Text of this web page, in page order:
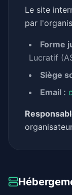
Le site
par
Forme
Lucratif
Siège
Email :